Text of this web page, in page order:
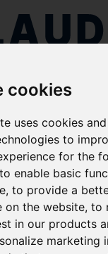
cookies
uses cookies
to
for the
to enable basic
,to provide a
on the website,to
in our products
marketing
ДВИГУНИ/
ЧН 25/34 /